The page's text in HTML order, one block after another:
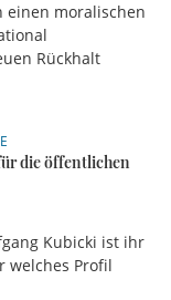
einen moralischen
Rückhalt
die öffentlichen
Kubicki ist ihr
welches Profil